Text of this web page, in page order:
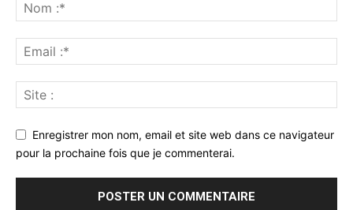
Enregistrer mon nom, email et site web dans ce navigateur
pour la prochaine fois que je commenterai.